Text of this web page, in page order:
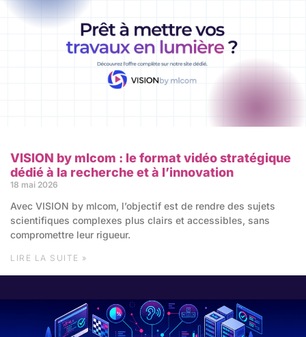
VISION by mlcom : le format vidéo stratégique
dédié à la recherche et à l’innovation
18 mai 2026
Avec VISION by mlcom, l’objectif est de rendre des sujets
scientifiques complexes plus clairs et accessibles, sans
compromettre leur rigueur.
LIRE LA SUITE »